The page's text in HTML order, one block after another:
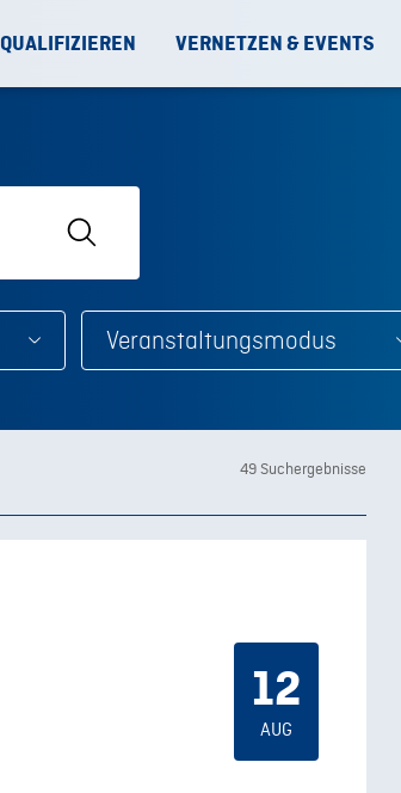
QUALIFIZIEREN VERNETZEN & EVENTS
Veranstaltungsmodus
49 Suchergebnisse
12
AUG